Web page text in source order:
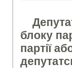
блоку
партії